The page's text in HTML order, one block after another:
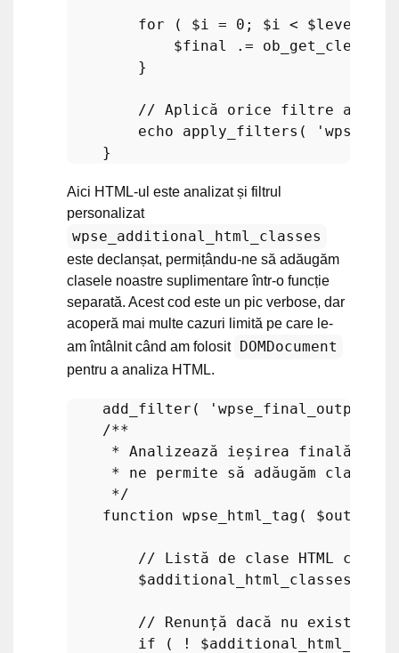
for ( $i = 0 ; $i < $levels
$final
.= ob_get_clean
        }
// Aplică orice filtre
echo
apply_filters (
Aici HTML-ul este analizat și filtrul
personalizat
wpse_additional_html_classes
este declanșat, permițându-ne să adăugăm
clasele noastre suplimentare într-o funcție
separată. Acest cod este un pic verbose, dar
acoperă mai multe cazuri limită pe care le-
am întâlnit când am folosit DOMDocument
pentru a analiza HTML.
add_filter ( 'wpse_final_output'
/**
* Analizează ieșirea finală a
* ne permite să adăugăm clase
     */
function wpse_html_tag ( $output
// Listă de clase HTML
$additional_html_classes
// Renunță dacă nu există
if ( !